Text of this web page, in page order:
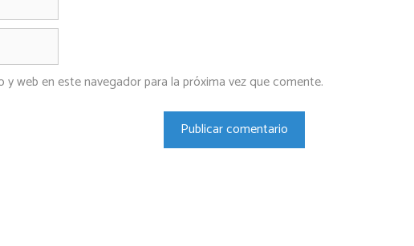
web en este navegador para la próxima vez que comente.